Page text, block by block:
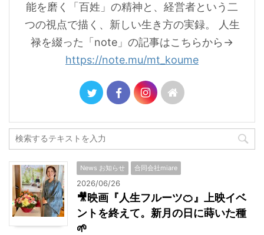
能を磨く「百姓」の精神と、経営者という二
つの視点で描く、新しい生き方の実録。 人生
禄を綴った「note」の記事はこちらから→
https://note.mu/mt_koume
News お知らせ 合同会社miare
2026/06/26
🎥映画『人生フルーツ🍊』上映イベ
ントを終えて。新月の日に蒔いた種
🌱